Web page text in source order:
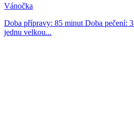
Vánočka
Doba přípravy: 85 minut Doba pečení:
jednu velkou...